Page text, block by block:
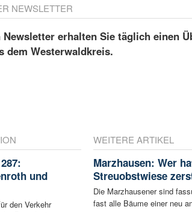
NEWSLETTER
erhalten Sie täglich einen
dem Westerwaldkreis.
und
den Verkehr
WEITERE ARTIKEL
Marzhausen: Wer
Streuobstwiese
Die Marzhausener sind
fast alle Bäume einer neu